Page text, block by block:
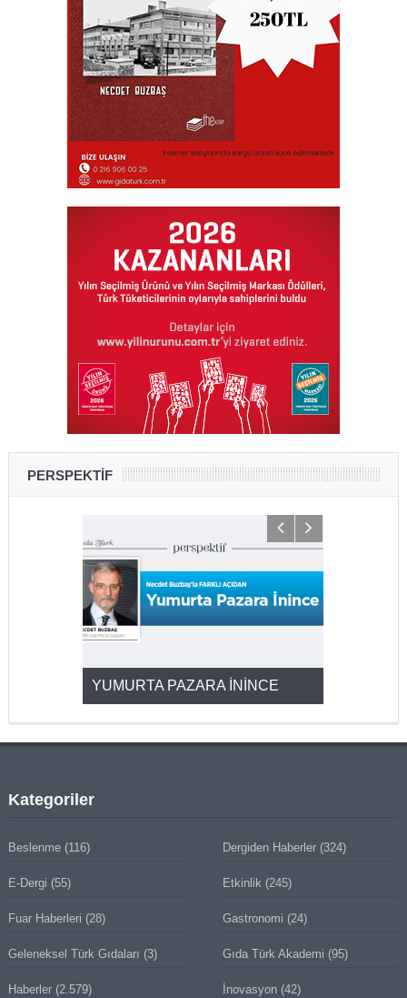
PERSPEKTİF
YUMURTA PAZARA İNİNCE
Kategoriler
Beslenme(116) Dergiden Haberler (324)
E-Dergi (55) Etkinlik (245)
Fuar Haberleri (28) Gastronomi (24)
Geleneksel Türk Gıdaları (3) Gıda Türk Akademi (95)
Haberler(2.579) İnovasyon (42)